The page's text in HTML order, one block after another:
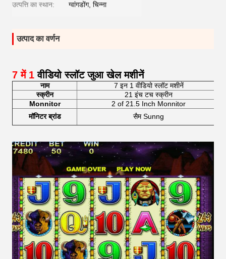
उत्पत्ति का स्थान: ग्वांगडोंग, चिन्ना
उत्पाद का वर्णन
7 में 1 वीडियो स्लॉट जुआ खेल मशीनें
नाम 7 इन 1 वीडियो स्लॉट मशीनें
स्क्रीन
21 इंच टच स्क्रीन
Monnitor
2 of 21.5 Inch Monnitor
मॉनिटर ब्रांड
सैम Sunng